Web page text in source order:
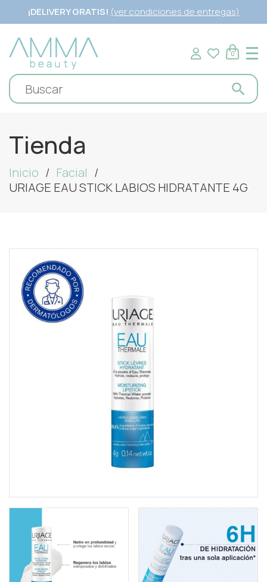
¡DELIVERY GRATIS! (ver condiciones de entregas)
0
Tienda
Inicio
Facial
URIAGE EAU STICK LABIOS HIDRATANTE 4G